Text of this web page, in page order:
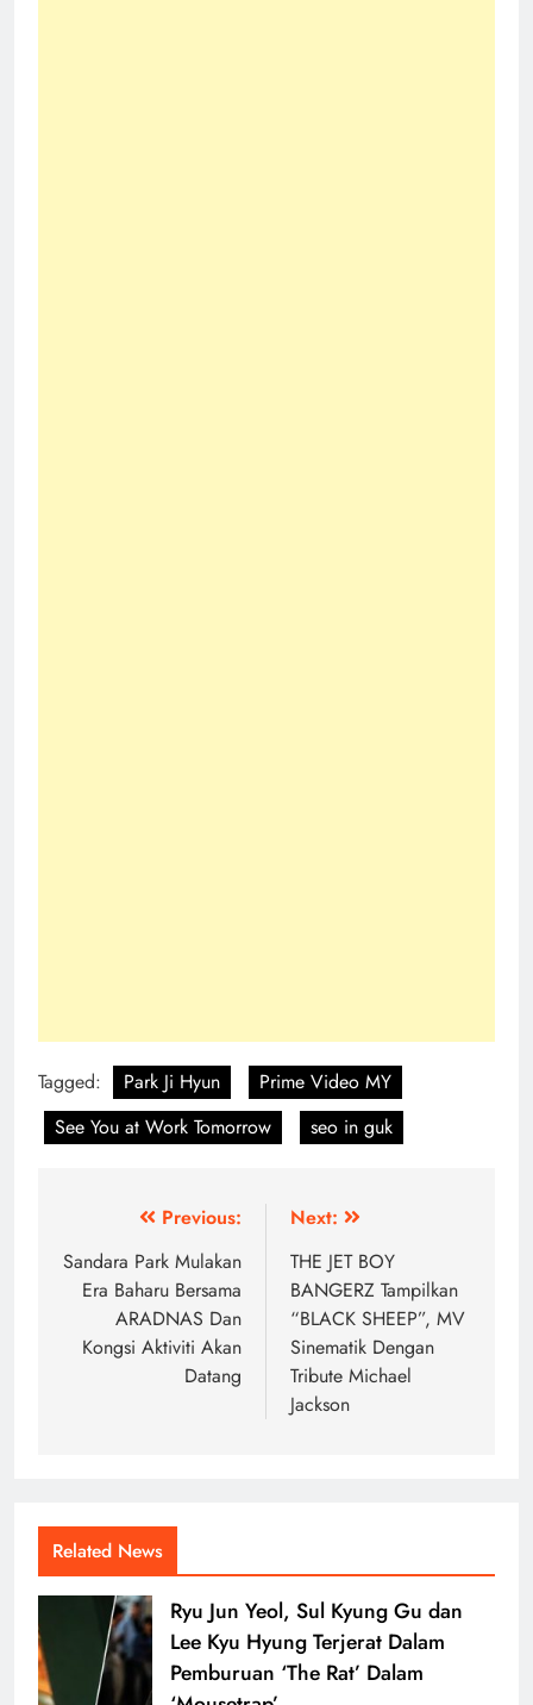
Tagged: Park Ji Hyun
Prime Video MY
See You at Work Tomorrow
seo in guk
navigation
Previous:
Sandara Park Mulakan
Era Baharu Bersama
ARADNAS Dan
Kongsi Aktiviti Akan
Datang
Next:
THE JET BOY
BANGERZ Tampilkan
“BLACK SHEEP”, MV
Sinematik Dengan
Tribute Michael
Jackson
Related News
Ryu Jun Yeol, Sul Kyung Gu dan
Lee Kyu Hyung Terjerat Dalam
Pemburuan ‘The Rat’ Dalam